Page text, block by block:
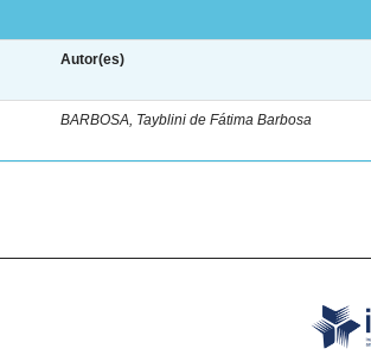
Autor(es)
BARBOSA, Tayblini de Fátima Barbosa